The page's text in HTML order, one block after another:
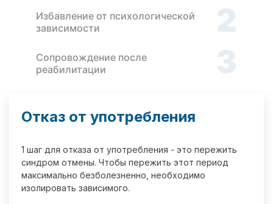
Избавление от психологической
зависимости
2
Сопровождение после
реабилитации
3
Отказ от употребления
1 шаг для отказа от употребления - это пережить
синдром отмены. Чтобы пережить этот период
максимально безболезненно, необходимо
изолировать зависимого.